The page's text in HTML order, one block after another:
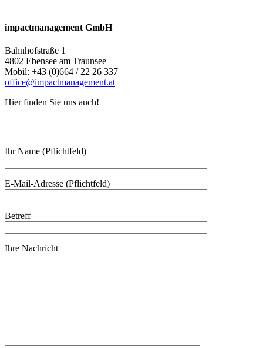
impactmanagement GmbH
Bahnhofstraße 1
4802 Ebensee am Traunsee
Mobil: +43 (0)664 / 22 26 337
office@impactmanagement.at
Hier finden Sie uns auch!
Ihr Name (Pflichtfeld)
E-Mail-Adresse (Pflichtfeld)
Betreff
Ihre Nachricht